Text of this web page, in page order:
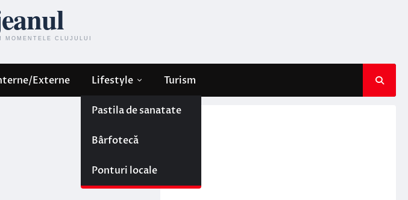
Externe Lifestyle
Pastila de sanatate
Bârfotecă
Ponturi locale
Turism